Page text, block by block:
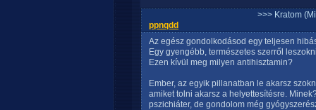
>>> Kratom
ppnqdd
Az egész gondolkodásod egy teljesen
Egy gyengébb, természetes szerről
Ezen kívül meg milyen antihisztamin?
Ember, az egyik pillanatban le akarsz
amiket tolni akarsz a helyettesítésre.
pszichiáter, de gondolom még